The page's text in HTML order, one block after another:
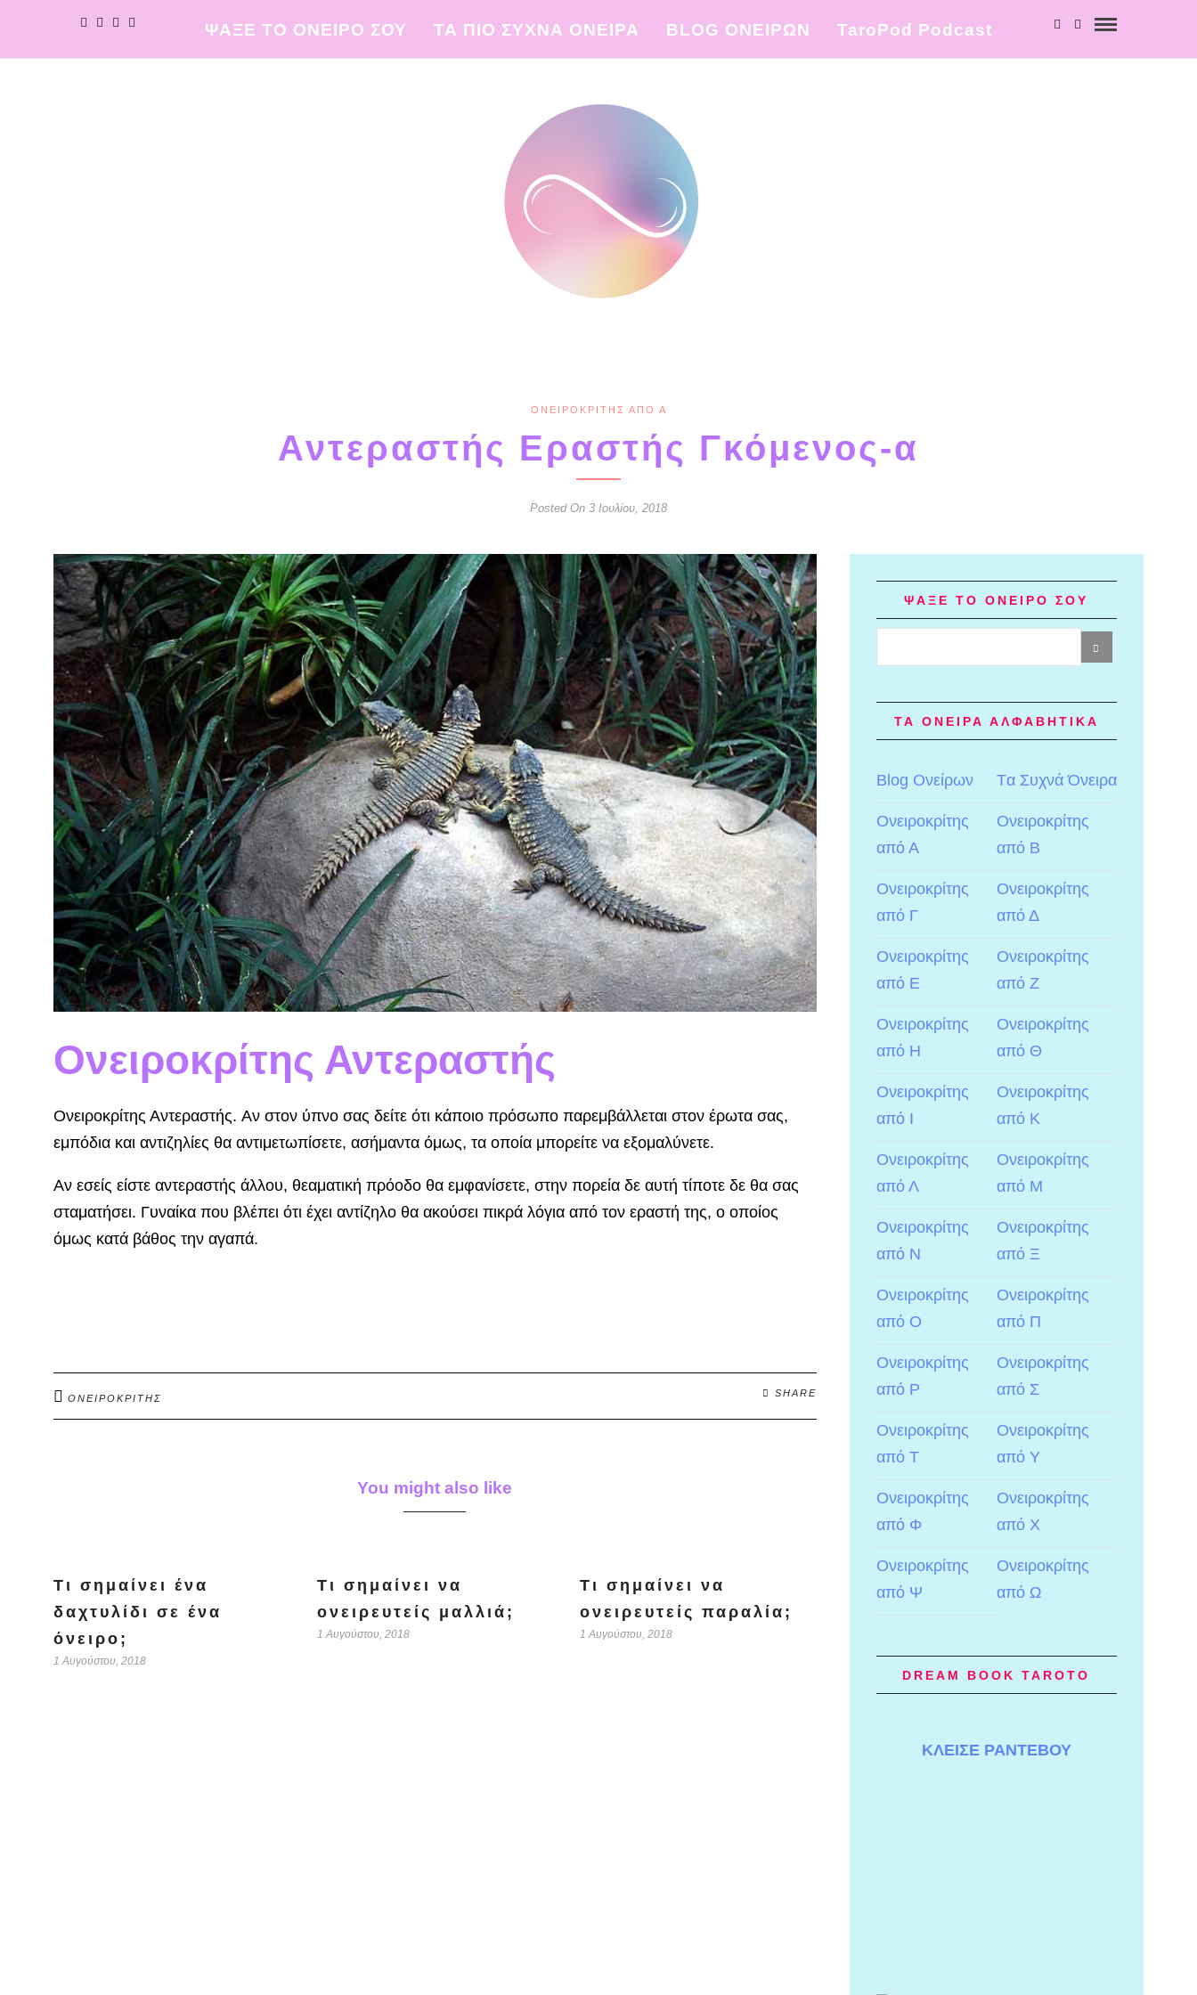
ΨΑΞΕ ΤΟ ΟΝΕΙΡΟ ΣΟΥ ΤΑ ΠΙΟ ΣΥΧΝΑ ΟΝΕΙΡΑ BLOG ΟΝΕΙΡΩΝ TaroPod Podcast
ΟΝΕΙΡΟΚΡΊΤΗΣ ΑΠΌ Α
Αντεραστής Εραστής Γκόμενος-α
Posted On 3 Ιουλίου, 2018
Ονειροκρίτης Αντεραστής
Ονειροκρίτης Αντεραστής. Αν στον ύπνο σας δείτε ότι κά­ποιο πρόσωπο παρεμβάλλεται στον έρωτα σας,
εμπόδια και αντιζηλίες θα αντιμετωπίσετε, ασή­μαντα όμως, τα οποία μπορείτε να εξομαλύνετε.
Αν εσείς είστε αντεραστής άλλου, θεαματική πρόοδο θα εμφανίσετε, στην πορεία δε αυτή τίποτε δε θα σας
σταματήσει. Γυναίκα που βλέπει ότι έχει αντίζηλο θα ακούσει πικρά λόγια από τον ερα­στή της, ο οποίος
όμως κατά βάθος την αγαπά.
ΟΝΕΙΡΟΚΡΙΤΗΣ SHARE
You might also like
Τι σημαίνει ένα
δαχτυλίδι σε ένα
όνειρο;
1 Αυγούστου, 2018
Τι σημαίνει να
ονειρευτείς μαλλιά;
1 Αυγούστου, 2018
Τι σημαίνει να
ονειρευτείς παραλία;
1 Αυγούστου, 2018
ΨΑΞΕ ΤΟ ΟΝΕΙΡΟ ΣΟΥ
ΤΑ ΟΝΕΙΡΑ ΑΛΦΑΒΗΤΙΚΑ
Blog Ονείρων Tα Συχνά Όνειρα
Ονειροκρίτης
από Α
Ονειροκρίτης
από Β
Ονειροκρίτης
από Γ
Ονειροκρίτης
από Δ
Ονειροκρίτης
από Ε
Ονειροκρίτης
από Ζ
Ονειροκρίτης
από Η
Ονειροκρίτης
από Θ
Ονειροκρίτης
από Ι
Ονειροκρίτης
από Κ
Ονειροκρίτης
από Λ
Ονειροκρίτης
από Μ
Ονειροκρίτης
από Ν
Ονειροκρίτης
από Ξ
Ονειροκρίτης
από Ο
Ονειροκρίτης
από Π
Ονειροκρίτης
από Ρ
Ονειροκρίτης
από Σ
Ονειροκρίτης
από Τ
Ονειροκρίτης
από Υ
Ονειροκρίτης
από Φ
Ονειροκρίτης
από Χ
Ονειροκρίτης
από Ψ
Ονειροκρίτης
από Ω
DREAM BOOK TAROTO
ΚΛΕΙΣΕ ΡΑΝΤΕΒΟΥ